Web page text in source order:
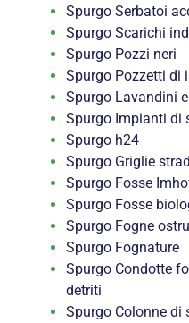
Spurgo Serbatoi
Spurgo Scarichi
Spurgo Pozzi neri
Spurgo Pozzetti di
Spurgo Lavandini
Spurgo Impianti di
Spurgo h24
Spurgo Griglie
Spurgo Fosse
Spurgo Fosse
Spurgo Fogne
Spurgo Fognature
Spurgo Condotte
detriti
Spurgo Colonne